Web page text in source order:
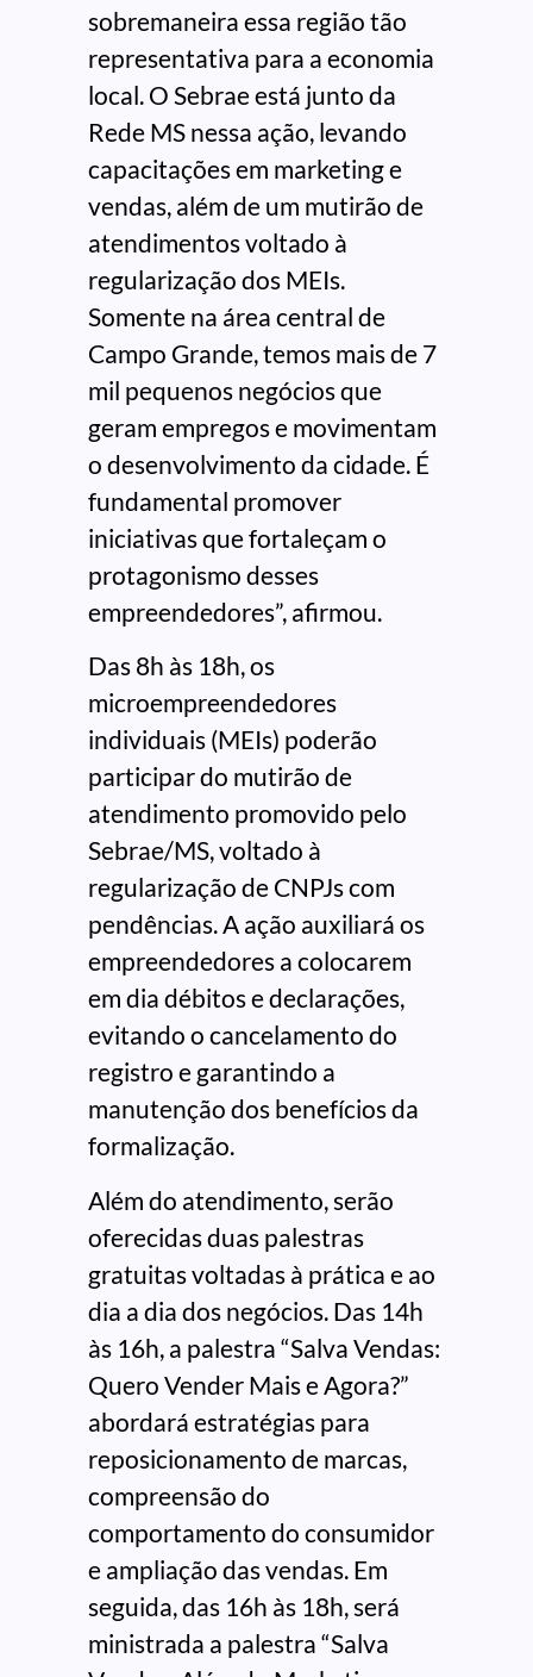
sobremaneira essa região tão
representativa para a economia
local. O Sebrae está junto da
Rede MS nessa ação, levando
capacitações em marketing e
vendas, além de um mutirão de
atendimentos voltado à
regularização dos MEIs.
Somente na área central de
Campo Grande, temos mais de 7
mil pequenos negócios que
geram empregos e movimentam
o desenvolvimento da cidade. É
fundamental promover
iniciativas que fortaleçam o
protagonismo desses
empreendedores”, afirmou.
Das 8h às 18h, os
microempreendedores
individuais (MEIs) poderão
participar do mutirão de
atendimento promovido pelo
Sebrae/MS, voltado à
regularização de CNPJs com
pendências. A ação auxiliará os
empreendedores a colocarem
em dia débitos e declarações,
evitando o cancelamento do
registro e garantindo a
manutenção dos benefícios da
formalização.
Além do atendimento, serão
oferecidas duas palestras
gratuitas voltadas à prática e ao
dia a dia dos negócios. Das 14h
às 16h, a palestra “Salva Vendas:
Quero Vender Mais e Agora?”
abordará estratégias para
reposicionamento de marcas,
compreensão do
comportamento do consumidor
e ampliação das vendas. Em
seguida, das 16h às 18h, será
ministrada a palestra “Salva